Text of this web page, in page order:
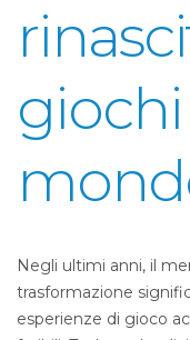
giochi
Negli ultimi anni, il
trasformazione
esperienze di gioco